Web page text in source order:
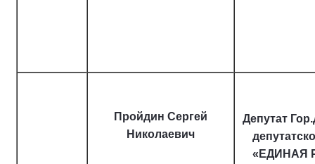
Пройдин Сергей
Николаевич
Депутат
«ЕДИНАЯ